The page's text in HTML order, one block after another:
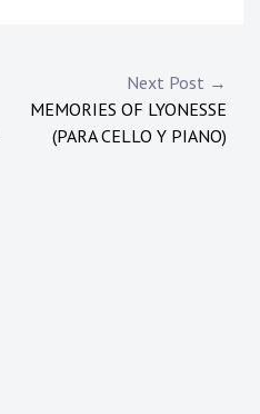
Next Post →
MEMORIES OF LYONESSE
(PARA CELLO Y PIANO)